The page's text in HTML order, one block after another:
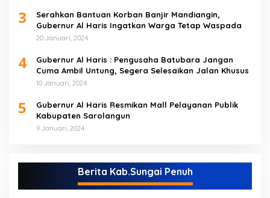
3
Serahkan Bantuan Korban Banjir Mandiangin,
Gubernur Al Haris Ingatkan Warga Tetap Waspada
20 Januari, 2024
4
Gubernur Al Haris : Pengusaha Batubara Jangan
Cuma Ambil Untung, Segera Selesaikan Jalan Khusus
10 Januari, 2024
5
Gubernur Al Haris Resmikan Mall Pelayanan Publik
Kabupaten Sarolangun
9 Januari, 2024
Berita Kab.Sungai Penuh